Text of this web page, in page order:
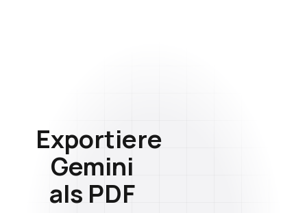
Exportiere
Gemini
als PDF